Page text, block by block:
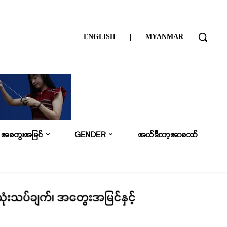
ENGLISH | MYANMAR
အတွေးအမြင် GENDER အယ်ဒီတာ့အာဘော်